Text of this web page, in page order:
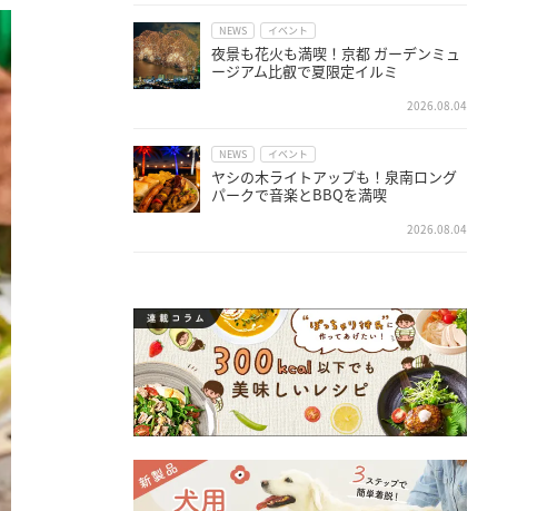
NEWS イベント
夜景も花火も満喫！京都 ガーデンミュ
ージアム比叡で夏限定イルミ
2026.08.04
NEWS イベント
ヤシの木ライトアップも！泉南ロング
パークで音楽とBBQを満喫
2026.08.04